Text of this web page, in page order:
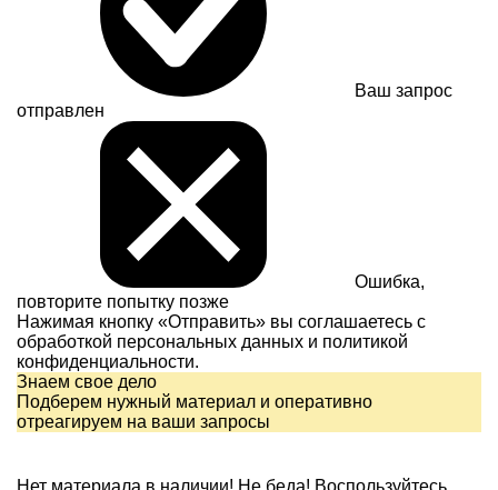
Ваш запрос
отправлен
Ошибка,
повторите попытку позже
Нажимая кнопку «Отправить» вы соглашаетесь с
обработкой персональных данных и политикой
конфиденциальности.
Знаем свое дело
Подберем нужный материал и оперативно
отреагируем на ваши запросы